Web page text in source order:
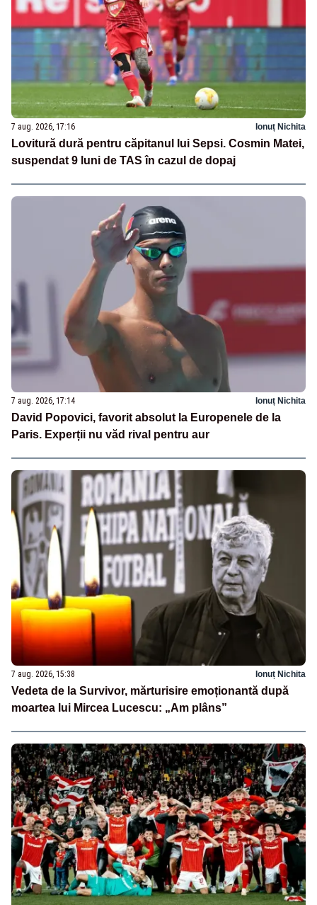
7 aug. 2026, 17:16 Ionuț Nichita
Lovitură dură pentru căpitanul lui Sepsi. Cosmin Matei,
suspendat 9 luni de TAS în cazul de dopaj
7 aug. 2026, 17:14 Ionuț Nichita
David Popovici, favorit absolut la Europenele de la
Paris. Experții nu văd rival pentru aur
7 aug. 2026, 15:38 Ionuț Nichita
Vedeta de la Survivor, mărturisire emoționantă după
moartea lui Mircea Lucescu: „Am plâns”